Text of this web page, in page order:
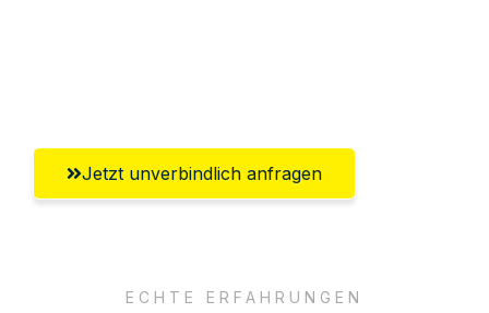
Jetzt unverbindlich anfragen
ECHTE ERFAHRUNGEN